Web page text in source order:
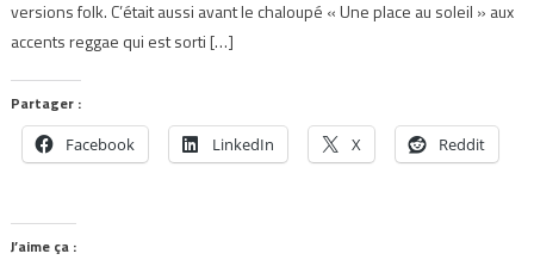
versions folk. C’était aussi avant le chaloupé « Une place au soleil » aux
accents reggae qui est sorti […]
Partager :
Facebook LinkedIn X Reddit
J’aime ça :